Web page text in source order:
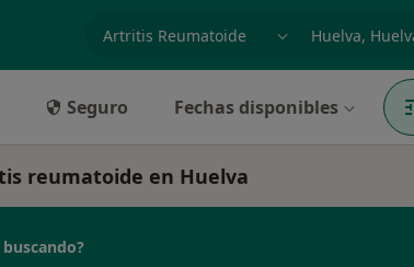
Seguro Fechas disponibles
reumatoide en Huelva